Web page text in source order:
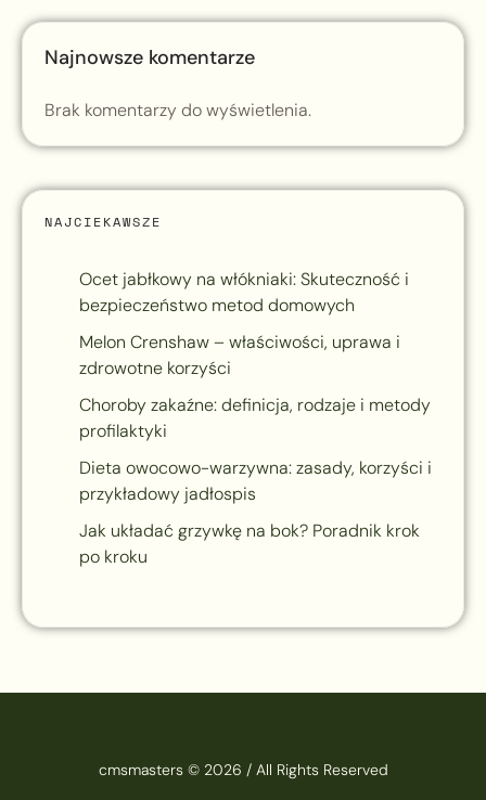
Najnowsze komentarze
Brak komentarzy do wyświetlenia.
NAJCIEKAWSZE
Ocet jabłkowy na włókniaki: Skuteczność i
bezpieczeństwo metod domowych
Melon Crenshaw – właściwości, uprawa i
zdrowotne korzyści
Choroby zakaźne: definicja, rodzaje i metody
profilaktyki
Dieta owocowo-warzywna: zasady, korzyści i
przykładowy jadłospis
Jak układać grzywkę na bok? Poradnik krok
po kroku
cmsmasters © 2026 / All Rights Reserved